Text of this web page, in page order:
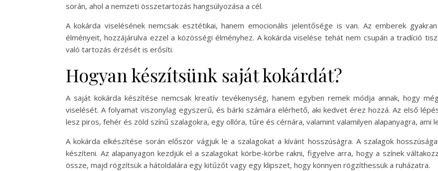
során, ahol a nemzeti összetartozás hangsúlyozása a cél.
A kokárda viselésének nemcsak esztétikai, hanem emocionális jelentősége is van. Az emberek
élményeit, hozzájárulva ezzel a közösségi élményhez. A kokárda viselése tehát nem csupán a tradíció
való tartozás érzését is erősíti.
Hogyan készítsünk saját kokárdát?
A saját kokárda készítése nemcsak kreatív tevékenység, hanem egyben remek módja annak, hogy
viselését. A folyamat viszonylag egyszerű, és bárki számára elérhető, aki kedvet érez hozzá. Az első
lesz piros, fehér és zöld színű szalagokra, egy ollóra, tűre és cérnára, valamint valamilyen alapanyagra, ami
A kokárda elkészítése során először vágjuk le a szalagokat a kívánt hosszúságra. A szalagok
készíteni. Az alapanyagon kezdjük el a szalagokat körbe-körbe rakni, figyelve arra, hogy a színek
össze, majd rögzítsük a hátoldalára egy kitűzőt vagy egy klipszet, hogy könnyen rögzíthessük a ruházatra.